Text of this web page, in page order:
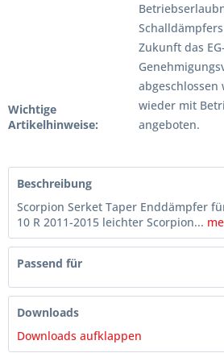
Wichtige
Artikelhinweise:
Zukunft das EG-
wieder mit
angeboten.
Beschreibung
Scorpion Serket Taper Enddämpfer
10 R 2011-2015 leichter Scorpion...
Passend für
Downloads
Downloads aufklappen